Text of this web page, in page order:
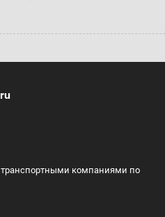
транспортными компаниями по